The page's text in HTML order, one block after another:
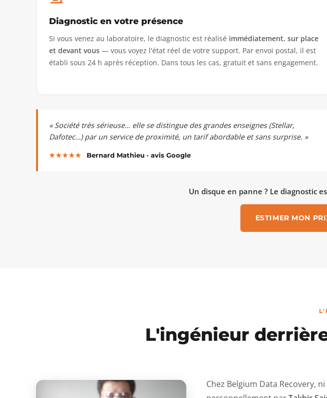
Diagnostic en votre présence
Si vous venez au laboratoire, le diagnostic est réalisé immédiatement, sur place
et devant vous— vous voyez l'état réel de votre support. Par envoi postal, il est
établi sous 24 h après réception. Dans tous les cas, gratuit et sans engagement.
« Société très sérieuse… elle se distingue des grandes enseignes (Stellar,
Dafotec…) par un service de proximité, un tarif abordable et sans surprise. »
★★★★★ Bernard Mathieu · avis Google
Un disque en panne ? Le diagnostic
ESTIMER MON
L'ingénieur
Chez Belgium Data Recovery,